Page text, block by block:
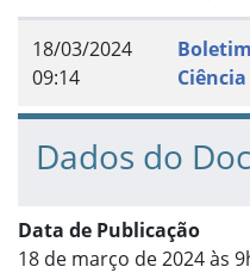
18/03/2024
09:14
Ciência
Dados do
Data de Publicação
18 de março de 2024 às